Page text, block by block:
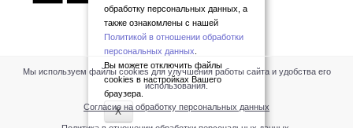
обработку персональных данных, а
также ознакомлены с нашей
Политикой в отношении обработки
персональных данных
Вы можете отключить файлы
cookies в настройках Вашего
браузера.
X
Мы используем файлы cookies для улучшения работы сайта и удобства его
использования.
Согласие на обработку персональных данных